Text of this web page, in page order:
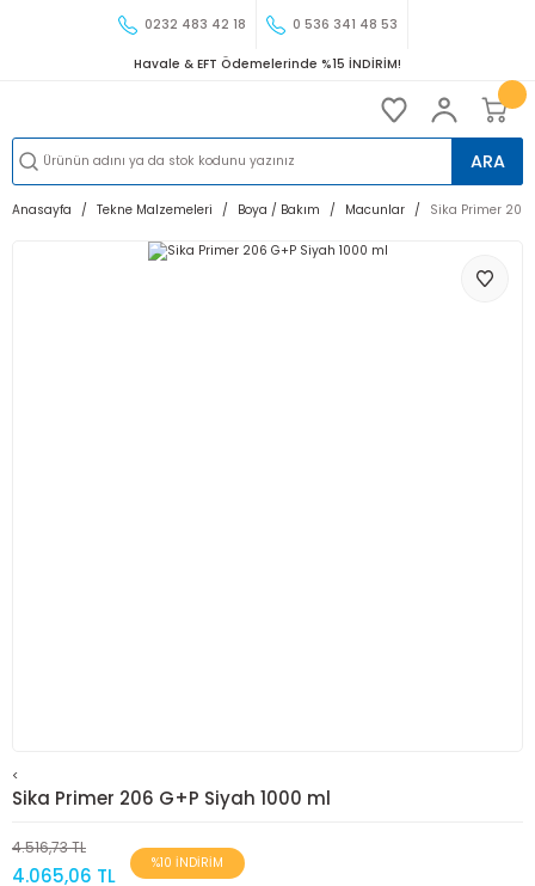
0232 483 42 18 0 536 341 48 53
Havale & EFT Ödemelerinde %15 İNDİRİM!
ARA
Anasayfa Tekne Malzemeleri Boya / Bakım Macunlar Sika Primer 206
<
Sika Primer 206 G+P Siyah 1000 ml
4.516,73 TL
4.065,06 TL
%10 İNDİRİM